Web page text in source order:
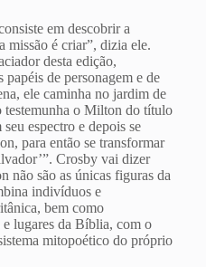
em descobrir a
missão é criar”, dizia ele.
desta edição,
papéis de personagem e de
ele caminha no jardim de
testemunha o Milton do título
espectro e depois se
para então se transformar
Crosby vai dizer
não são as únicas figuras da
indivíduos e
bem como
e lugares da Bíblia, com o
mitopoético do próprio